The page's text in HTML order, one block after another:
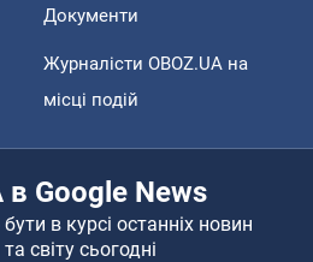
Документи
Журналісти OBOZ.UA на
місці подій
в Google News
в курсі останніх новин
світу сьогодні